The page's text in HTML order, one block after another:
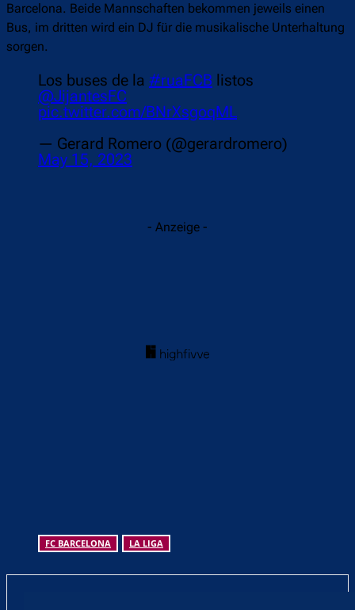
Barcelona. Beide Mannschaften bekommen jeweils einen
Bus, im dritten wird ein DJ für die musikalische Unterhaltung
sorgen.
Los buses de la #ruaFCB listos
@JijantesFC
pic.twitter.com/BNrXsgoqML
— Gerard Romero (@gerardromero)
May 15, 2023
- Anzeige -
FC BARCELONA LA LIGA